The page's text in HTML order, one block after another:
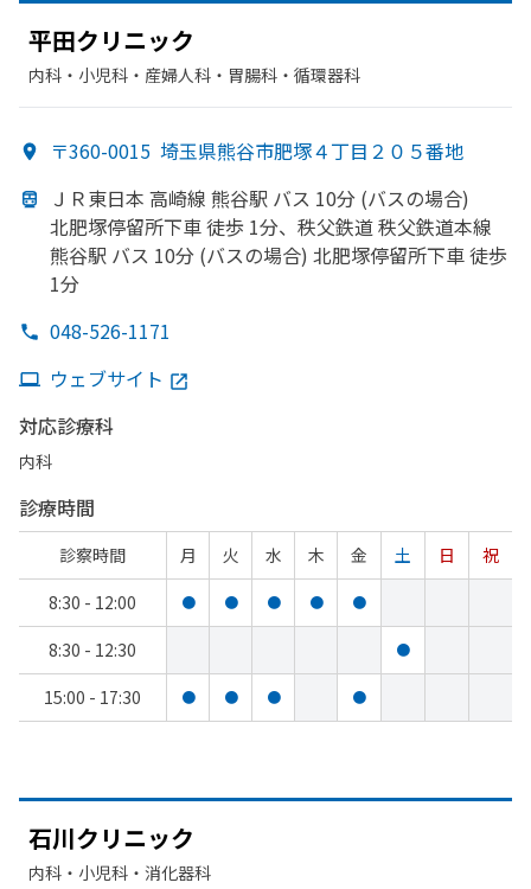
平田クリニック
内科・​小児科・​産婦人科・​胃腸科・​循環器科
〒360-0015 埼玉県熊谷市肥塚４丁目２０５番地
ＪＲ東日本 高崎線 熊谷駅 バス 10分 (バスの場合)
北肥塚停留所下車 徒歩 1分、 秩父鉄道 秩父鉄道本線
熊谷駅 バス 10分 (バスの場合) 北肥塚停留所下車 徒歩
1分
048-526-1171
ウェブサイト
対応診療科
内科
診療時間
診察時間 月 火 水 木 金 土 日
祝
8:30 - 12:00
● ● ● ● ●
8:30 - 12:30 ●
15:00 - 17:30 ● ● ● ●
石川クリニック
内科・​小児科・​消化器科